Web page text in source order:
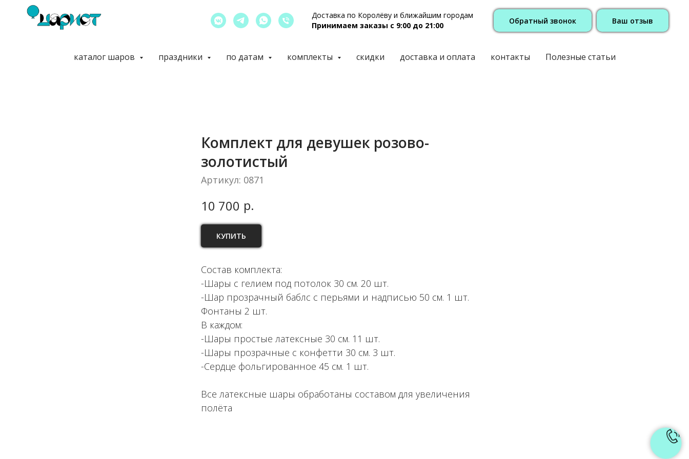
Доставка по Королёву и ближайшим городам
Принимаем заказы с 9:00 до 21:00
Обратный звонок Ваш отзыв
каталог шаров праздники по датам комплекты скидки доставка и оплата контакты Полезные статьи
Комплект для девушек розово-
золотистый
Артикул: 0871
10 700 р.
КУПИТЬ
Состав комплекта:
-Шары с гелием под потолок 30 см. 20 шт.
-Шар прозрачный баблс с перьями и надписью 50 см. 1 шт.
Фонтаны 2 шт.
В каждом:
-Шары простые латексные 30 см. 11 шт.
-Шары прозрачные с конфетти 30 см. 3 шт.
-Сердце фольгированное 45 см. 1 шт.
Все латексные шары обработаны составом для увеличения
полёта